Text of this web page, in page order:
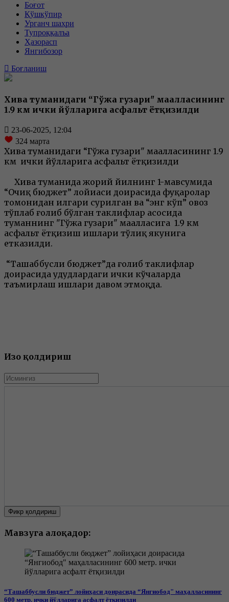
Боғот
Қўшкўпир
Урганч шаҳри
Тупроққалъа
Ҳазорасп
Янгибозор
Боғланиш
Хива туманидаги “Гўжа гузари" маҳалласининг
1.9 км ички йўлларига асфальт ётқизилди
23-06-2025, 12:04
324 марта
Хива туманидаги “Гўжа гузари" маҳалласининг 1.9
км ички йўлларига асфальт ётқизилди
Хива туманида жорий йилнинг 1-мавсумида
“Очиқ бюджет” лойиҳаси доирасида фуқаролар
томонидан илгари сурилган ва “энг кўп” овоз
тўплаб ғолиб бўлган таклифлар асосида
туманнинг "Гўжа гузари" маҳалласига 1.9 км
асфальт ётқизиш ишлари тўлиқ якунига
етказилди.
“Ташаббусли бюджет”да ғолиб таклифлар
доирасида ҳудудлардаги ички кўчаларда
таъмирлаш ишлари давом этмоқда.
Изоҳ қолдириш
Фикр қолдириш
Мавзуга алоқадор:
“Ташаббусли бюджет” лойиҳаси доирасида “Янгиобод" маҳалласининг
600 метр. ички йўлларига асфалт ётқизилди